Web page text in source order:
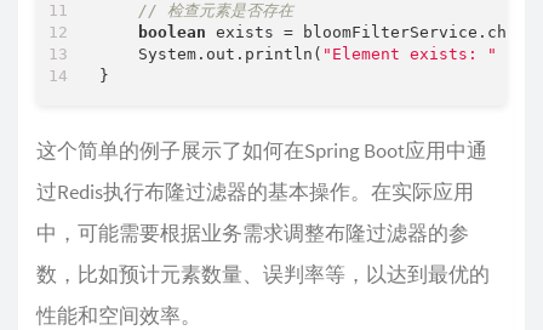
// 检查元素是否存在
boolean exists =
    System.out.println(
"Element exists: "
这个简单的例子展示了如何在Spring Boot应用中通
过Redis执行布隆过滤器的基本操作。在实际应用
中，可能需要根据业务需求调整布隆过滤器的参
数，比如预计元素数量、误判率等，以达到最优的
性能和空间效率。